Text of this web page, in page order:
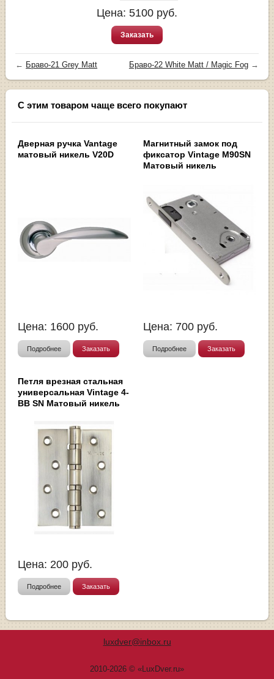
Цена: 5100 руб.
Заказать
← Браво-21 Grey Matt Браво-22 White Matt / Magic Fog→
С этим товаром чаще всего покупают
Дверная ручка Vantage
матовый никель V20D
Цена: 1600 руб.
Подробнее Заказать
Магнитный замок под
фиксатор Vintage M90SN
Матовый никель
Цена: 700 руб.
Подробнее Заказать
Петля врезная стальная
универсальная Vintage 4-
BB SN Матовый никель
Цена: 200 руб.
Подробнее Заказать
luxdver@inbox.ru
2010-2026 © «LuxDver.ru»